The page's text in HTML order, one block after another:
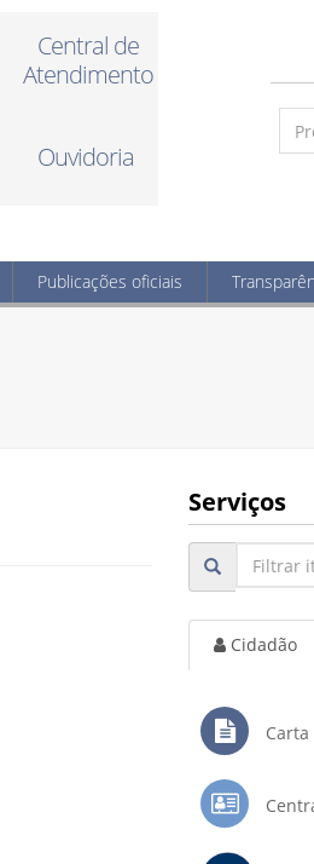
Central de
Atendimento
Ouvidoria
Publicações oficiais
Serviços
Cidadão
Carta